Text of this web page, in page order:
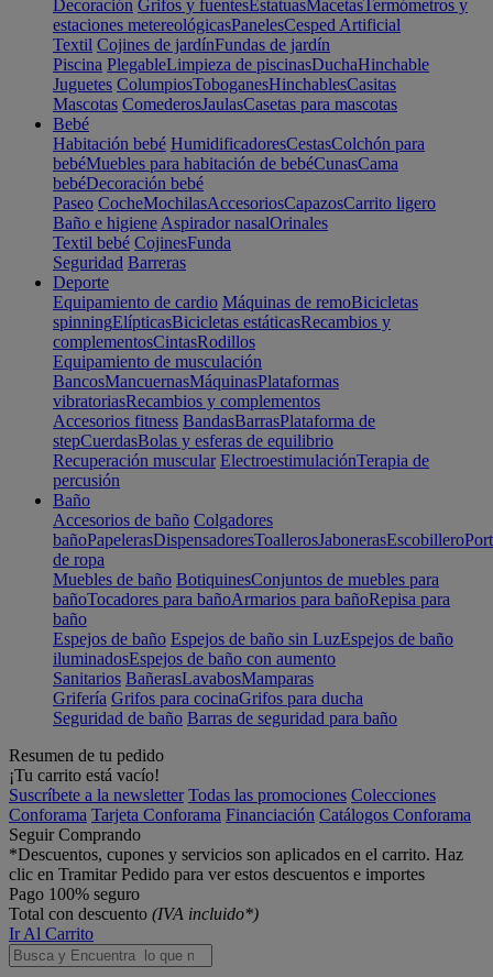
Decoración Grifos y fuentesEstatuasMacetasTermómetros y
estaciones metereológicasPanelesCesped Artificial
Textil Cojines de jardínFundas de jardín
Piscina PlegableLimpieza de piscinasDuchaHinchable
Juguetes ColumpiosToboganesHinchablesCasitas
Mascotas ComederosJaulasCasetas para mascotas
Bebé
Habitación bebé HumidificadoresCestasColchón para
bebéMuebles para habitación de bebéCunasCama
bebéDecoración bebé
Paseo CocheMochilasAccesoriosCapazosCarrito ligero
Baño e higiene Aspirador nasalOrinales
Textil bebé CojinesFunda
Seguridad Barreras
Deporte
Equipamiento de cardio Máquinas de remoBicicletas
spinningElípticasBicicletas estáticasRecambios y
complementosCintasRodillos
Equipamiento de musculación
BancosMancuernasMáquinasPlataformas
vibratoriasRecambios y complementos
Accesorios fitness BandasBarrasPlataforma de
stepCuerdasBolas y esferas de equilibrio
Recuperación muscular ElectroestimulaciónTerapia de
percusión
Baño
Accesorios de baño Colgadores
bañoPapelerasDispensadoresToallerosJabonerasEscobillero
de ropa
Muebles de baño BotiquinesConjuntos de muebles para
bañoTocadores para bañoArmarios para bañoRepisa para
baño
Espejos de baño Espejos de baño sin LuzEspejos de baño
iluminadosEspejos de baño con aumento
Sanitarios BañerasLavabosMamparas
Grifería Grifos para cocinaGrifos para ducha
Seguridad de baño Barras de seguridad para baño
Resumen de tu pedido
¡Tu carrito está vacío!
Suscríbete a la newsletter Todas las promociones Colecciones
Conforama Tarjeta Conforama Financiación Catálogos Conforama
Seguir Comprando
*Descuentos, cupones y servicios son aplicados en el carrito. Haz
clic en Tramitar Pedido para ver estos descuentos e importes
Pago 100% seguro
Total con descuento (IVA incluido*)
Ir Al Carrito